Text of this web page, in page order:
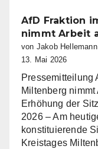
eine
AfD Fraktion
nimmt Arbeit
von Jakob Hellemann
13. Mai 2026
Pressemitteilung
Miltenberg
Erhöhung der
2026 – Am
konstituierende
Kreistages